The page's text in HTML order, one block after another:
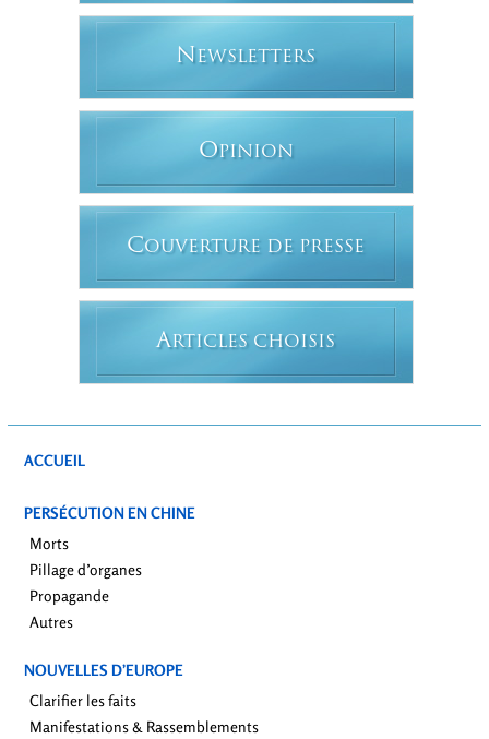
N EWSLETTERS
OPINION
COUVERTURE DE PRESSE
ARTICLES CHOISIS
ACCUEIL
PERSÉCUTION EN CHINE
Morts
Pillage d’organes
Propagande
Autres
NOUVELLES D’EUROPE
Clarifier les faits
Manifestations & Rassemblements